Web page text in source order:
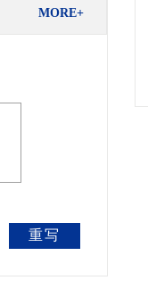
MORE+
重写